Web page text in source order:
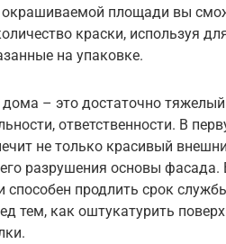
окрашиваемой площади вы
краски, используя
на упаковке.
– это достаточно тяжелый
ответственности. В
не только красивый
разрушения основы
продлить срок
тем, как оштукатурить